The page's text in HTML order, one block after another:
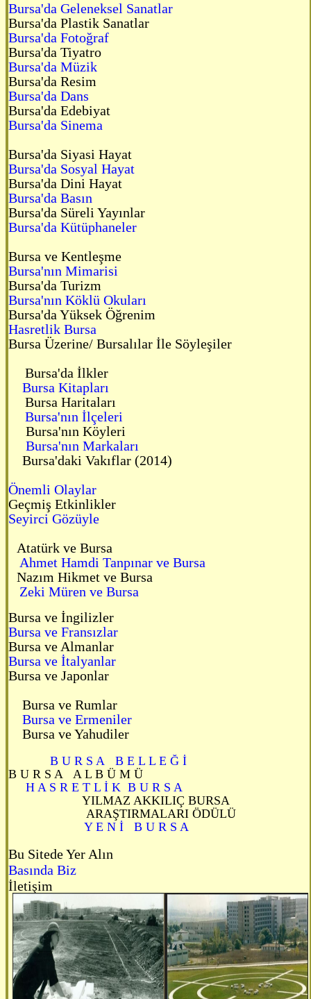
Bursa'da Geleneksel Sanatlar
Bursa'da Plastik Sanatlar
Bursa'da Fotoğraf
Bursa'da Tiyatro
Bursa'da Müzik
Bursa'da Resim
Bursa'da Dans
Bursa'da Edebiyat
Bursa'da Sinema
Bursa'da Siyasi Hayat
Bursa'da Sosyal Hayat
Bursa'da Dini Hayat
Bursa'da Basın
Bursa'da Süreli Yayınlar
Bursa'da Kütüphaneler
Bursa ve Kentleşme
Bursa'nın Mimarisi
Bursa'da Turizm
Bursa'nın Köklü Okuları
Bursa'da Yüksek Öğrenim
Hasretlik Bursa
Bursa Üzerine/ Bursalılar İle Söyleşiler
Bursa'da İlkler
Bursa Kitapları
Bursa Haritaları
Bursa'nın İlçeleri
Bursa'nın Köyleri
Bursa'nın Markaları
Bursa'daki Vakıflar (2014)
Önemli Olaylar
Geçmiş Etkinlikler
Seyirci Gözüyle
Atatürk ve Bursa
Ahmet Hamdi Tanpınar ve Bursa
Nazım Hikmet ve Bursa
Zeki Müren ve Bursa
Bursa ve İngilizler
Bursa ve Fransızlar
Bursa ve Almanlar
Bursa ve İtalyanlar
Bursa ve Japonlar
Bursa ve Rumlar
Bursa ve Ermeniler
Bursa ve Yahudiler
B U R S A B E L L E Ğ İ
B U R S A A L B Ü M Ü
H A S R E T L İ K B U R S A
YILMAZ AKKILIÇ BURSA
ARAŞTIRMALARI ÖDÜLÜ
Y E N İ B U R S A
Bu Sitede Yer Alın
Basında Biz
İletişim